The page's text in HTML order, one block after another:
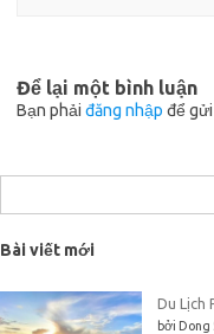
Để lại một bình luận
Bạn phải đăng nhập để
kiếm
cho:
Bài viết mới
Du Lịch
bởi Dong